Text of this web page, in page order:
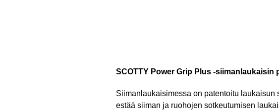
SCOTTY Power Grip Plus -siimanlaukaisin
Siimanlaukaisimessa on patentoitu laukaisun
estää siiman ja ruohojen sotkeutumisen